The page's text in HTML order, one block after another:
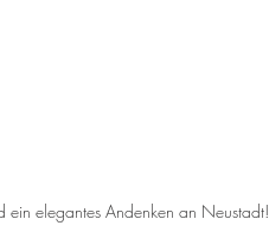
ein elegantes Andenken an Neustadt!